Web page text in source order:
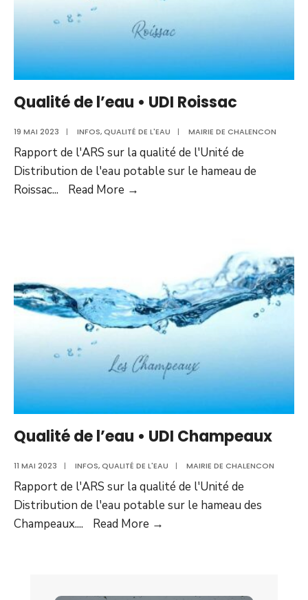
Qualité de l’eau • UDI Roissac
19 MAI 2023 | INFOS,QUALITÉ DE L'EAU | MAIRIE DE CHALENCON
Rapport de l'ARS sur la qualité de l'Unité de
Distribution de l'eau potable sur le hameau de
Roissac... Read More →
Roissac
Qualité de l’eau • UDI Champeaux
11 MAI 2023 | INFOS,QUALITÉ DE L'EAU | MAIRIE DE CHALENCON
Rapport de l'ARS sur la qualité de l'Unité de
Distribution de l'eau potable sur le hameau des
Champeaux.... Read More →